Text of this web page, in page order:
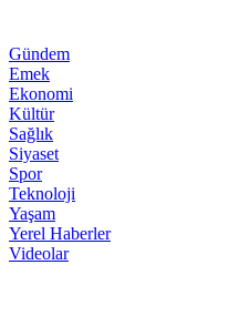
Gündem
Emek
Ekonomi
Kültür
Sağlık
Siyaset
Spor
Teknoloji
Yaşam
Yerel Haberler
Videolar